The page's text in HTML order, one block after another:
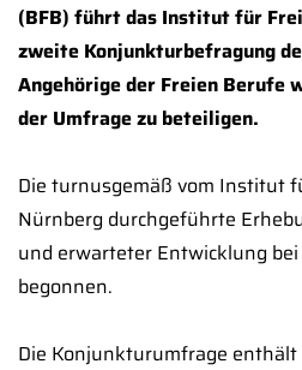
(BFB) führt das Institut für
zweite Konjunkturbefragung
Angehörige der Freien Berufe
der Umfrage zu beteiligen.
Die turnusgemäß vom Institut
Nürnberg durchgeführte
und erwarteter Entwicklung
begonnen.
Die Konjunkturumfrage enthält